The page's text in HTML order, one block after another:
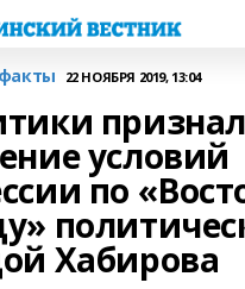
22 НОЯБРЯ 2019, 13:04
условий
по
Хабирова